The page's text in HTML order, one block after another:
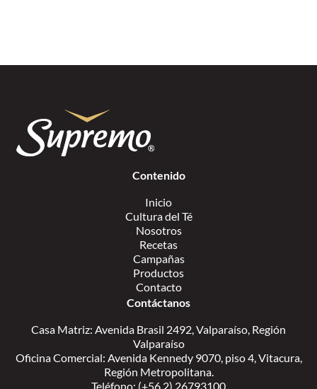
Contenido
Inicio
Cultura del Té
Nosotros
Recetas
Campañas
Productos
Contacto
Contáctanos
Casa Matriz: Avenida Brasil 2492, Valparaíso, Región
Valparaíso
Oficina Comercial: Avenida Kennedy 9070, piso 4, Vitacura,
Región Metropolitana.
Teléfono: (+56 2) 26793100